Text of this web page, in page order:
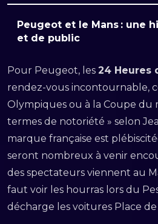
Peugeot et le Mans : une
et de public
Pour Peugeot, les 24 Heures
rendez-vous incontournable,
Olympiques ou à la Coupe du
termes de notoriété » selon
marque française est
seront nombreux à venir
des spectateurs viennent au
faut voir les hourras lors du
décharge les voitures Place